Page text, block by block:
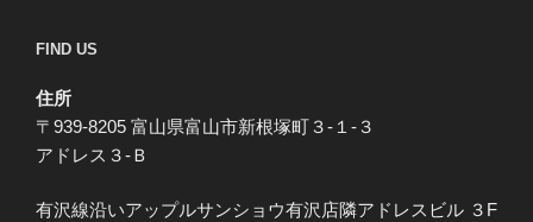
FIND US
住所
〒939-8205 富山県富山市新根塚町３-１-３
アドレス３-Ｂ
有沢線沿いアップルサンショウ有沢店隣アドレスビル ３F